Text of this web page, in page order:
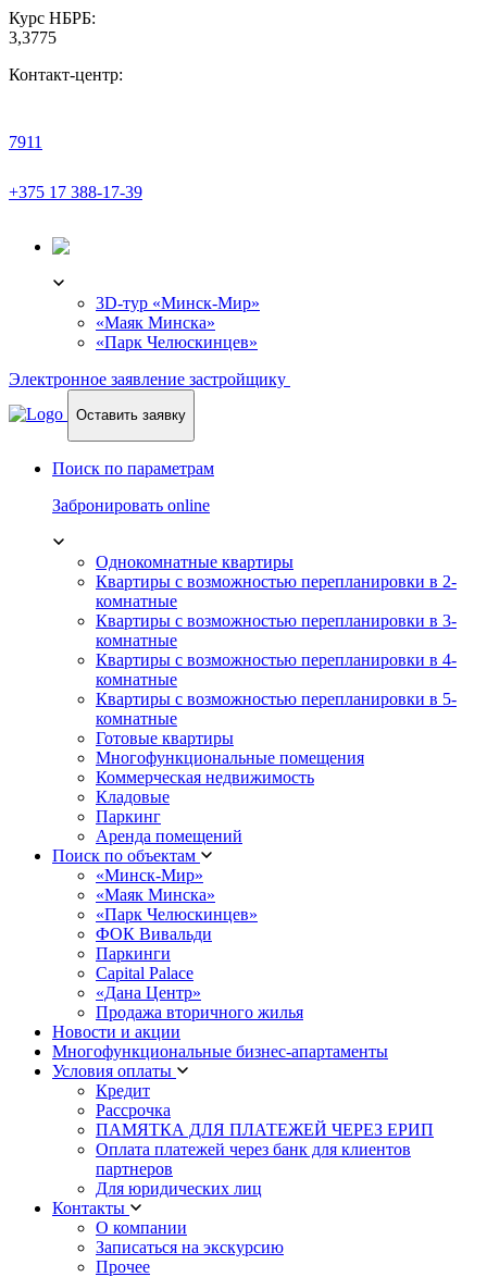
Курс НБРБ:
3,3775
Контакт-центр:
7911
+375 17 388-17-39
3D-тур «Минск-Мир»
«Маяк Минска»
«Парк Челюскинцев»
Электронное заявление застройщику
Оставить заявку
Поиск по параметрам
Забронировать online
Однокомнатные квартиры
Квартиры с возможностью перепланировки в 2-
комнатные
Квартиры с возможностью перепланировки в 3-
комнатные
Квартиры с возможностью перепланировки в 4-
комнатные
Квартиры с возможностью перепланировки в 5-
комнатные
Готовые квартиры
Многофункциональные помещения
Коммерческая недвижимость
Кладовые
Паркинг
Аренда помещений
Поиск по объектам
«Минск-Мир»
«Маяк Минска»
«Парк Челюскинцев»
ФОК Вивальди
Паркинги
Capital Palace
«Дана Центр»
Продажа вторичного жилья
Новости и акции
Многофункциональные бизнес-апартаменты
Условия оплаты
Кредит
Рассрочка
ПАМЯТКА ДЛЯ ПЛАТЕЖЕЙ ЧЕРЕЗ ЕРИП
Оплата платежей через банк для клиентов
партнеров
Для юридических лиц
Контакты
О компании
Записаться на экскурсию
Прочее